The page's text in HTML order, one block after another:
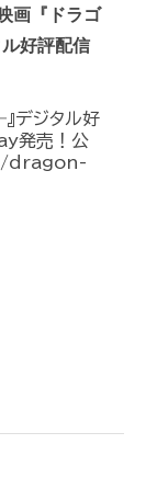
画『ドラゴ
好評配信
デジタル好
発売！公
dragon-